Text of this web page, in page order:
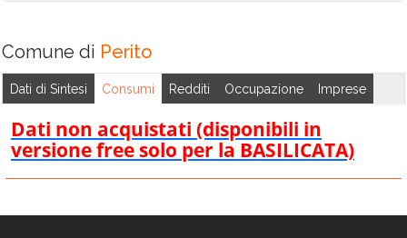
Casalbuono
Casaletto
Spartano
Giorgio
Monteforte
Cilento
Marcellana
Morigerati
Nocera Superiore
San Rufo
San Valentino
Torio
Sant'Angelo a
Fasanella
Sant'Egidio del
Comune di Perito
Dati di Sintesi Consumi Redditi Occupazione Imprese
Dati non acquistati (disponibili in
versione free solo per la BASILICATA)